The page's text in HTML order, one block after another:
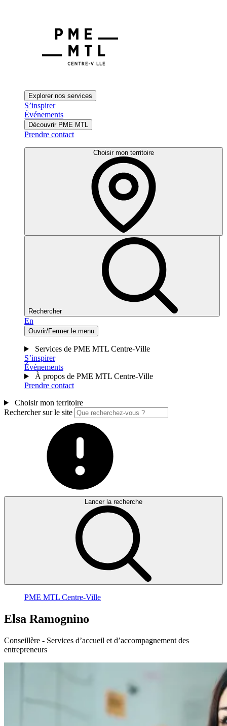
Explorer nos services
S’inspirer
Événements
Découvrir PME MTL
Prendre contact
Choisir mon territoire
Rechercher
En
Ouvrir/Fermer le menu
Services de PME MTL Centre-Ville
S’inspirer
Événements
À propos de PME MTL Centre-Ville
Prendre contact
Choisir mon territoire
Rechercher sur le site
Lancer la recherche
PME MTL Centre-Ville
Elsa Ramognino
Conseillère - Services d’accueil et d’accompagnement des
entrepreneurs